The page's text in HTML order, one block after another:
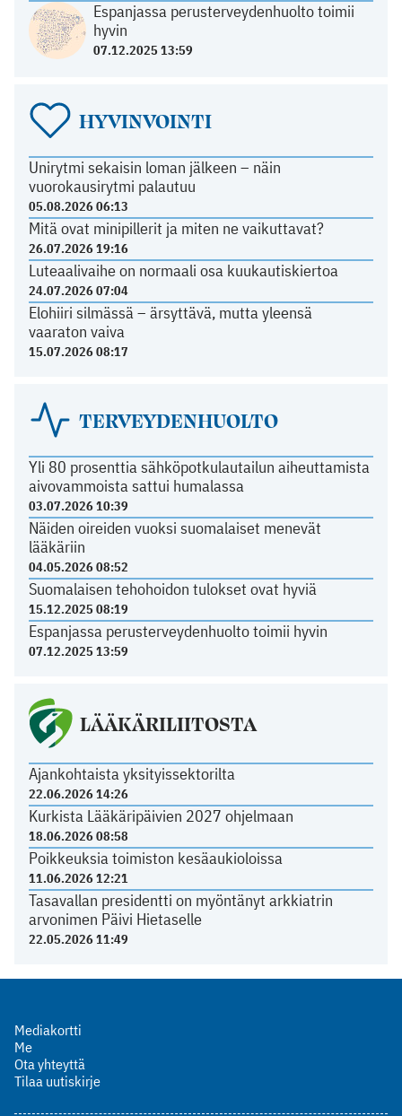
Espanjassa perusterveydenhuolto toimii
hyvin
07.12.2025 13:59
HYVINVOINTI
Unirytmi sekaisin loman jälkeen – näin
vuorokausirytmi palautuu
05.08.2026 06:13
Mitä ovat minipillerit ja miten ne vaikuttavat?
26.07.2026 19:16
Luteaalivaihe on normaali osa kuukautiskiertoa
24.07.2026 07:04
Elohiiri silmässä – ärsyttävä, mutta yleensä
vaaraton vaiva
15.07.2026 08:17
TERVEYDENHUOLTO
Yli 80 prosenttia sähköpotkulautailun aiheuttamista
aivovammoista sattui humalassa
03.07.2026 10:39
Näiden oireiden vuoksi suomalaiset menevät
lääkäriin
04.05.2026 08:52
Suomalaisen tehohoidon tulokset ovat hyviä
15.12.2025 08:19
Espanjassa perusterveydenhuolto toimii hyvin
07.12.2025 13:59
LÄÄKÄRILIITOSTA
Ajankohtaista yksityissektorilta
22.06.2026 14:26
Kurkista Lääkäripäivien 2027 ohjelmaan
18.06.2026 08:58
Poikkeuksia toimiston kesäaukioloissa
11.06.2026 12:21
Tasavallan presidentti on myöntänyt arkkiatrin
arvonimen Päivi Hietaselle
22.05.2026 11:49
Mediakortti
Me
Ota yhteyttä
Tilaa uutiskirje